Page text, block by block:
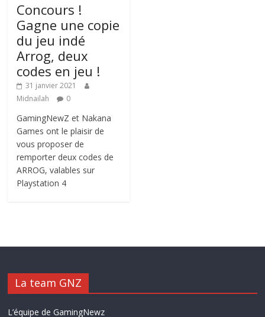
Concours !
Gagne une copie
du jeu indé
Arrog, deux
codes en jeu !
31 janvier 2021
Midnailah
0
GamingNewZ et Nakana
Games ont le plaisir de
vous proposer de
remporter deux codes de
ARROG, valables sur
Playstation 4
La team GNZ
L’équipe de GamingNewz